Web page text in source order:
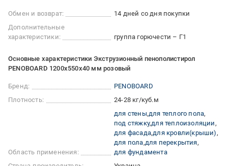
Обмен и возврат:
14 дней со дня покупки
Дополнительные
характеристики:
группа горючести – Г1
Основные характеристики Экструзионный пенополистирол
PENOBOARD 1200х550х40 мм розовый
Бренд:
PENOBOARD
Плотность:
24-28 кг/куб.м
Область применения:
для стены для теплого пола
под стяжку для теплоизоляции
для фасада для кровли(крыши)
для пола для перекрытия
для фундамента